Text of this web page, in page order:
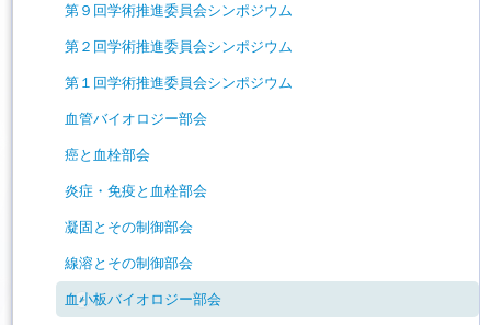
第９回学術推進委員会シンポジウム
第２回学術推進委員会シンポジウム
第１回学術推進委員会シンポジウム
血管バイオロジー部会
癌と血栓部会
炎症・免疫と血栓部会
凝固とその制御部会
線溶とその制御部会
血小板バイオロジー部会